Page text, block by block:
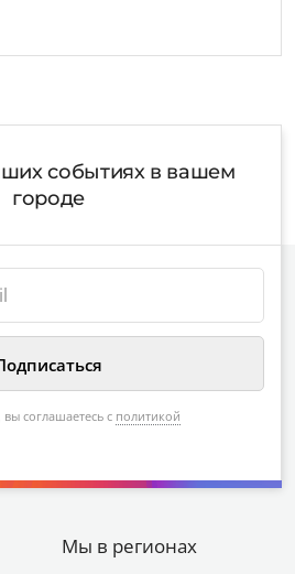
событиях в вашем
городе
соглашаетесь с политикой
Мы в регионах